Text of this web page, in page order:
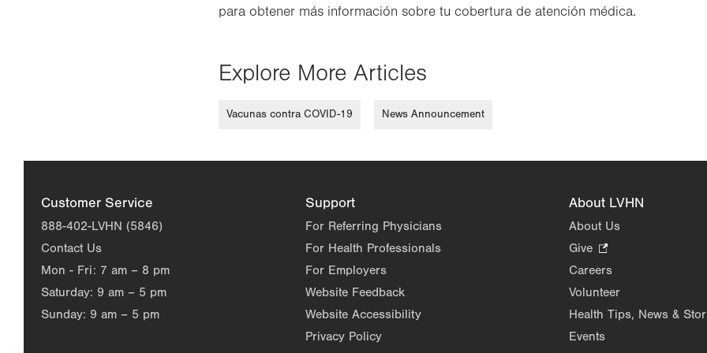
in
para obtener más información sobre tu cobertura de atención médica.
Explore More Articles
Vacunas contra COVID-19 News Announcement
Customer Service
888-402-LVHN (5846)
Contact Us
Mon - Fri: 7 am – 8 pm
Saturday: 9 am – 5 pm
Sunday: 9 am – 5 pm
Support
For Referring Physicians
For Health Professionals
For Employers
Website Feedback
Website Accessibility
Privacy Policy
About LVHN
About Us
Give
Opens
in
Careers
Volunteer
Health Tips, News &
Events